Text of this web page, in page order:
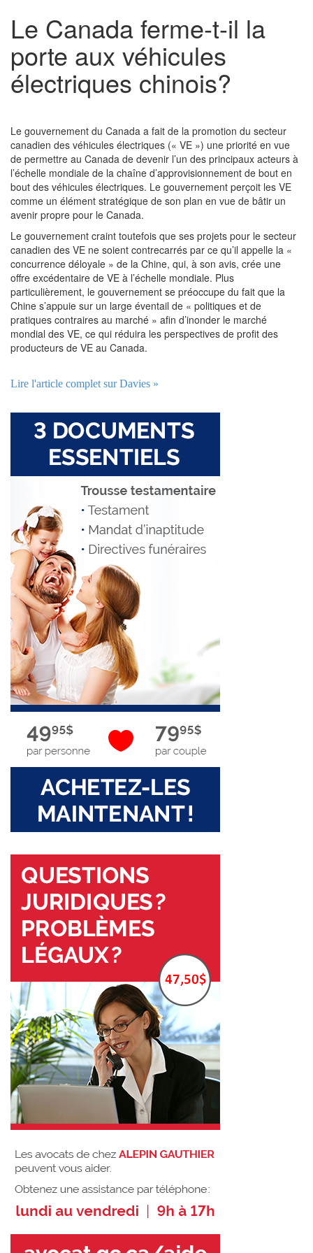
Le Canada ferme-t-il la
porte aux véhicules
électriques chinois?
Le gouvernement du Canada a fait de la promotion du secteur
canadien des véhicules électriques (« VE ») une priorité en vue
de permettre au Canada de devenir l’un des principaux acteurs à
l’échelle mondiale de la chaîne d’approvisionnement de bout en
bout des véhicules électriques. Le gouvernement perçoit les VE
comme un élément stratégique de son plan en vue de bâtir un
avenir propre pour le Canada.
Le gouvernement craint toutefois que ses projets pour le secteur
canadien des VE ne soient contrecarrés par ce qu’il appelle la «
concurrence déloyale » de la Chine, qui, à son avis, crée une
offre excédentaire de VE à l’échelle mondiale. Plus
particulièrement, le gouvernement se préoccupe du fait que la
Chine s’appuie sur un large éventail de « politiques et de
pratiques contraires au marché » afin d’inonder le marché
mondial des VE, ce qui réduira les perspectives de profit des
producteurs de VE au Canada.
Lire l'article complet sur Davies »